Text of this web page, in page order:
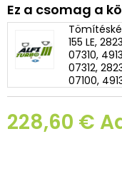
Ez a csomag a
155 LE,
07310,
07312,
07100,
228,60 €